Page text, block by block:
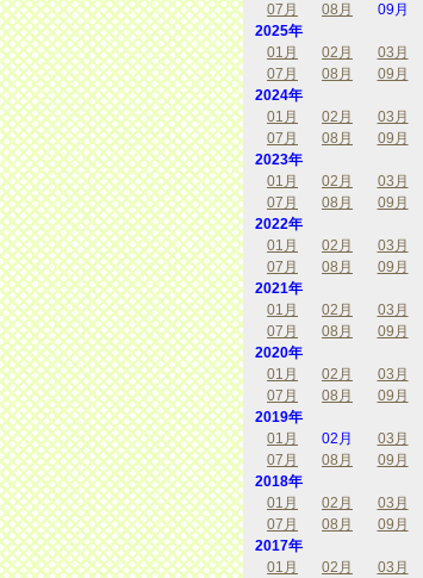
07月
08月 09月
2025年
01月
02月 03月
07月
08月 09月
2024年
01月
02月 03月
07月
08月 09月
2023年
01月
02月 03月
07月
08月 09月
2022年
01月
02月 03月
07月
08月 09月
2021年
01月
02月 03月
07月
08月 09月
2020年
01月
02月 03月
07月
08月 09月
2019年
01月
02月 03月
07月
08月 09月
2018年
01月
02月 03月
07月
08月 09月
2017年
01月
02月 03月